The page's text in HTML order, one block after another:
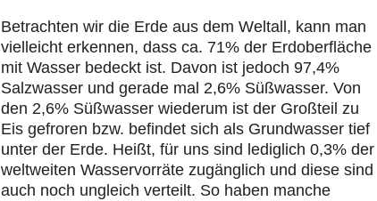
Betrachten wir die Erde aus dem Weltall, kann man
vielleicht erkennen, dass ca. 71% der Erdoberfläche
mit Wasser bedeckt ist. Davon ist jedoch 97,4%
Salzwasser und gerade mal 2,6% Süßwasser. Von
den 2,6% Süßwasser wiederum ist der Großteil zu
Eis gefroren bzw. befindet sich als Grundwasser tief
unter der Erde. Heißt, für uns sind lediglich 0,3% der
weltweiten Wasservorräte zugänglich und diese sind
auch noch ungleich verteilt. So haben manche